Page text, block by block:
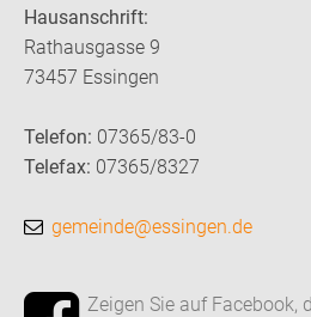
Hausanschrift:
Rathausgasse 9
73457 Essingen
Telefon: 07365/83-0
Telefax: 07365/8327
gemeinde@essingen.de
Zeigen Sie auf Facebook,